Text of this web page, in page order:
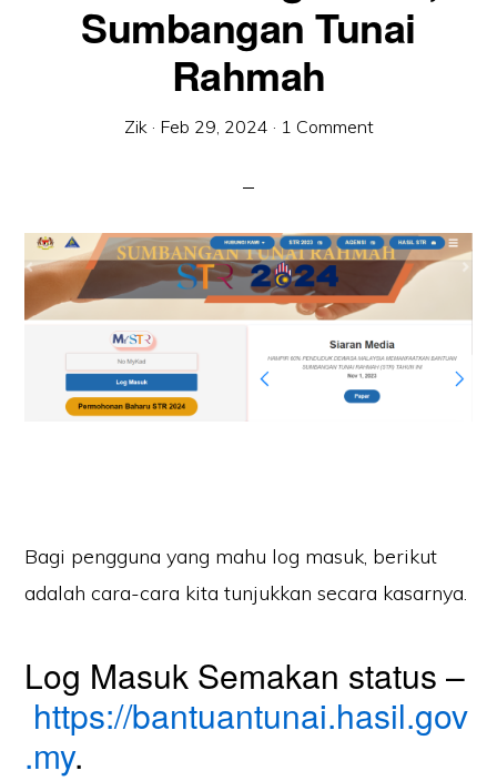
Sumbangan Tunai
Rahmah
Zik· Feb 29, 2024 · 1 Comment
Bagi pengguna yang mahu log masuk, berikut
adalah cara-cara kita tunjukkan secara kasarnya.
Log Masuk Semakan status –
https://bantuantunai.hasil.gov
.my.